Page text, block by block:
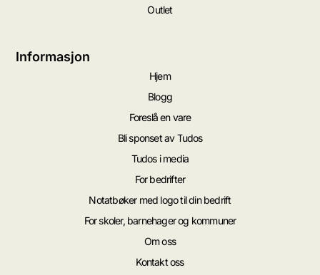
Outlet
Informasjon
Hjem
Blogg
Foreslå en vare
Bli sponset av Tudos
Tudos i media
For bedrifter
Notatbøker med logo til din bedrift
For skoler, barnehager og kommuner
Om oss
Kontakt oss